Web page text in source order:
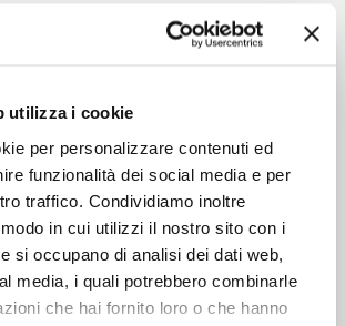
utilizza i cookie
per personalizzare contenuti ed
funzionalità dei social media e per
traffico. Condividiamo inoltre
in cui utilizzi il nostro sito con i
si occupano di analisi dei dati web,
media, i quali potrebbero combinarle
che hai fornito loro o che hanno
di Venere e Torri di
di età augustea, che collegava
complesso monumentale
da una doppio arco a
da due
costruite nel XII sec.